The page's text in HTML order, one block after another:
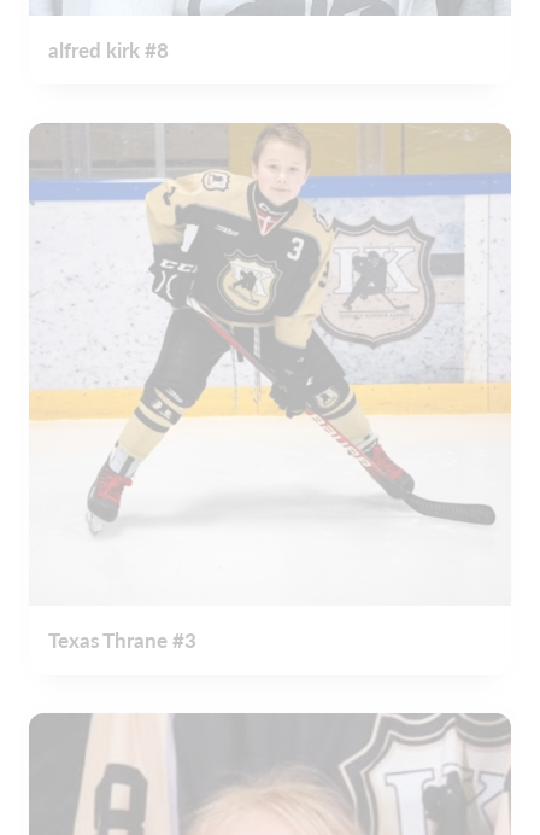
alfred kirk #8
Texas Thrane #3